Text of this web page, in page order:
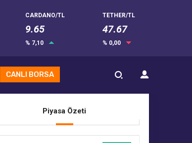
CARDANO/TL
9.65
% 7,10
TETHER/TL
47.67
% 0,00
CANLI BORSA
Piyasa Özeti